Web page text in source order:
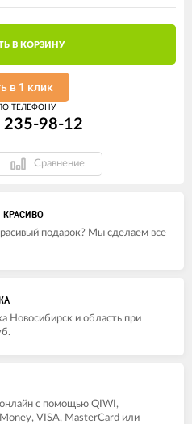
В КОРЗИНУ
в 1 клик
ТЕЛЕФОНУ
235-98-12
Сравнение
КРАСИВО
подарок? Мы сделаем все
Новосибирск и область при
с помощью QIWI,
VISA, MasterCard или